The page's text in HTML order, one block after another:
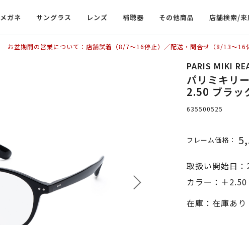
メガネ サングラス レンズ 補聴器 その他商品 店舗検索/
お盆期間の営業について：店舗試着（8/7〜16停止）／配送・問合せ（8/13〜16
PARIS MIKI
パリミキリ
2.50 ブラッ
635500525
フレーム価格：
取扱い開始日
カラー：＋
在庫：在庫あり